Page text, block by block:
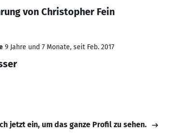
von Christopher Fein
9 Jahre und 7 Monate, seit Feb. 2017
jetzt ein, um das ganze Profil zu sehen.